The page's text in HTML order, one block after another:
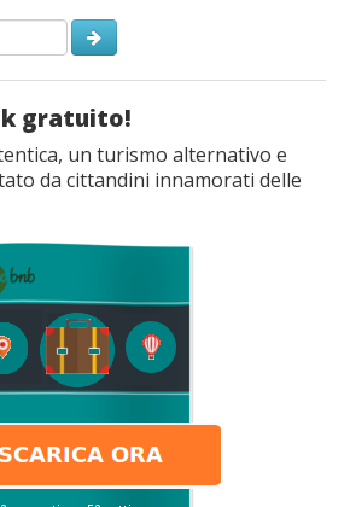
gratuito!
un turismo alternativo e
da cittandini innamorati delle